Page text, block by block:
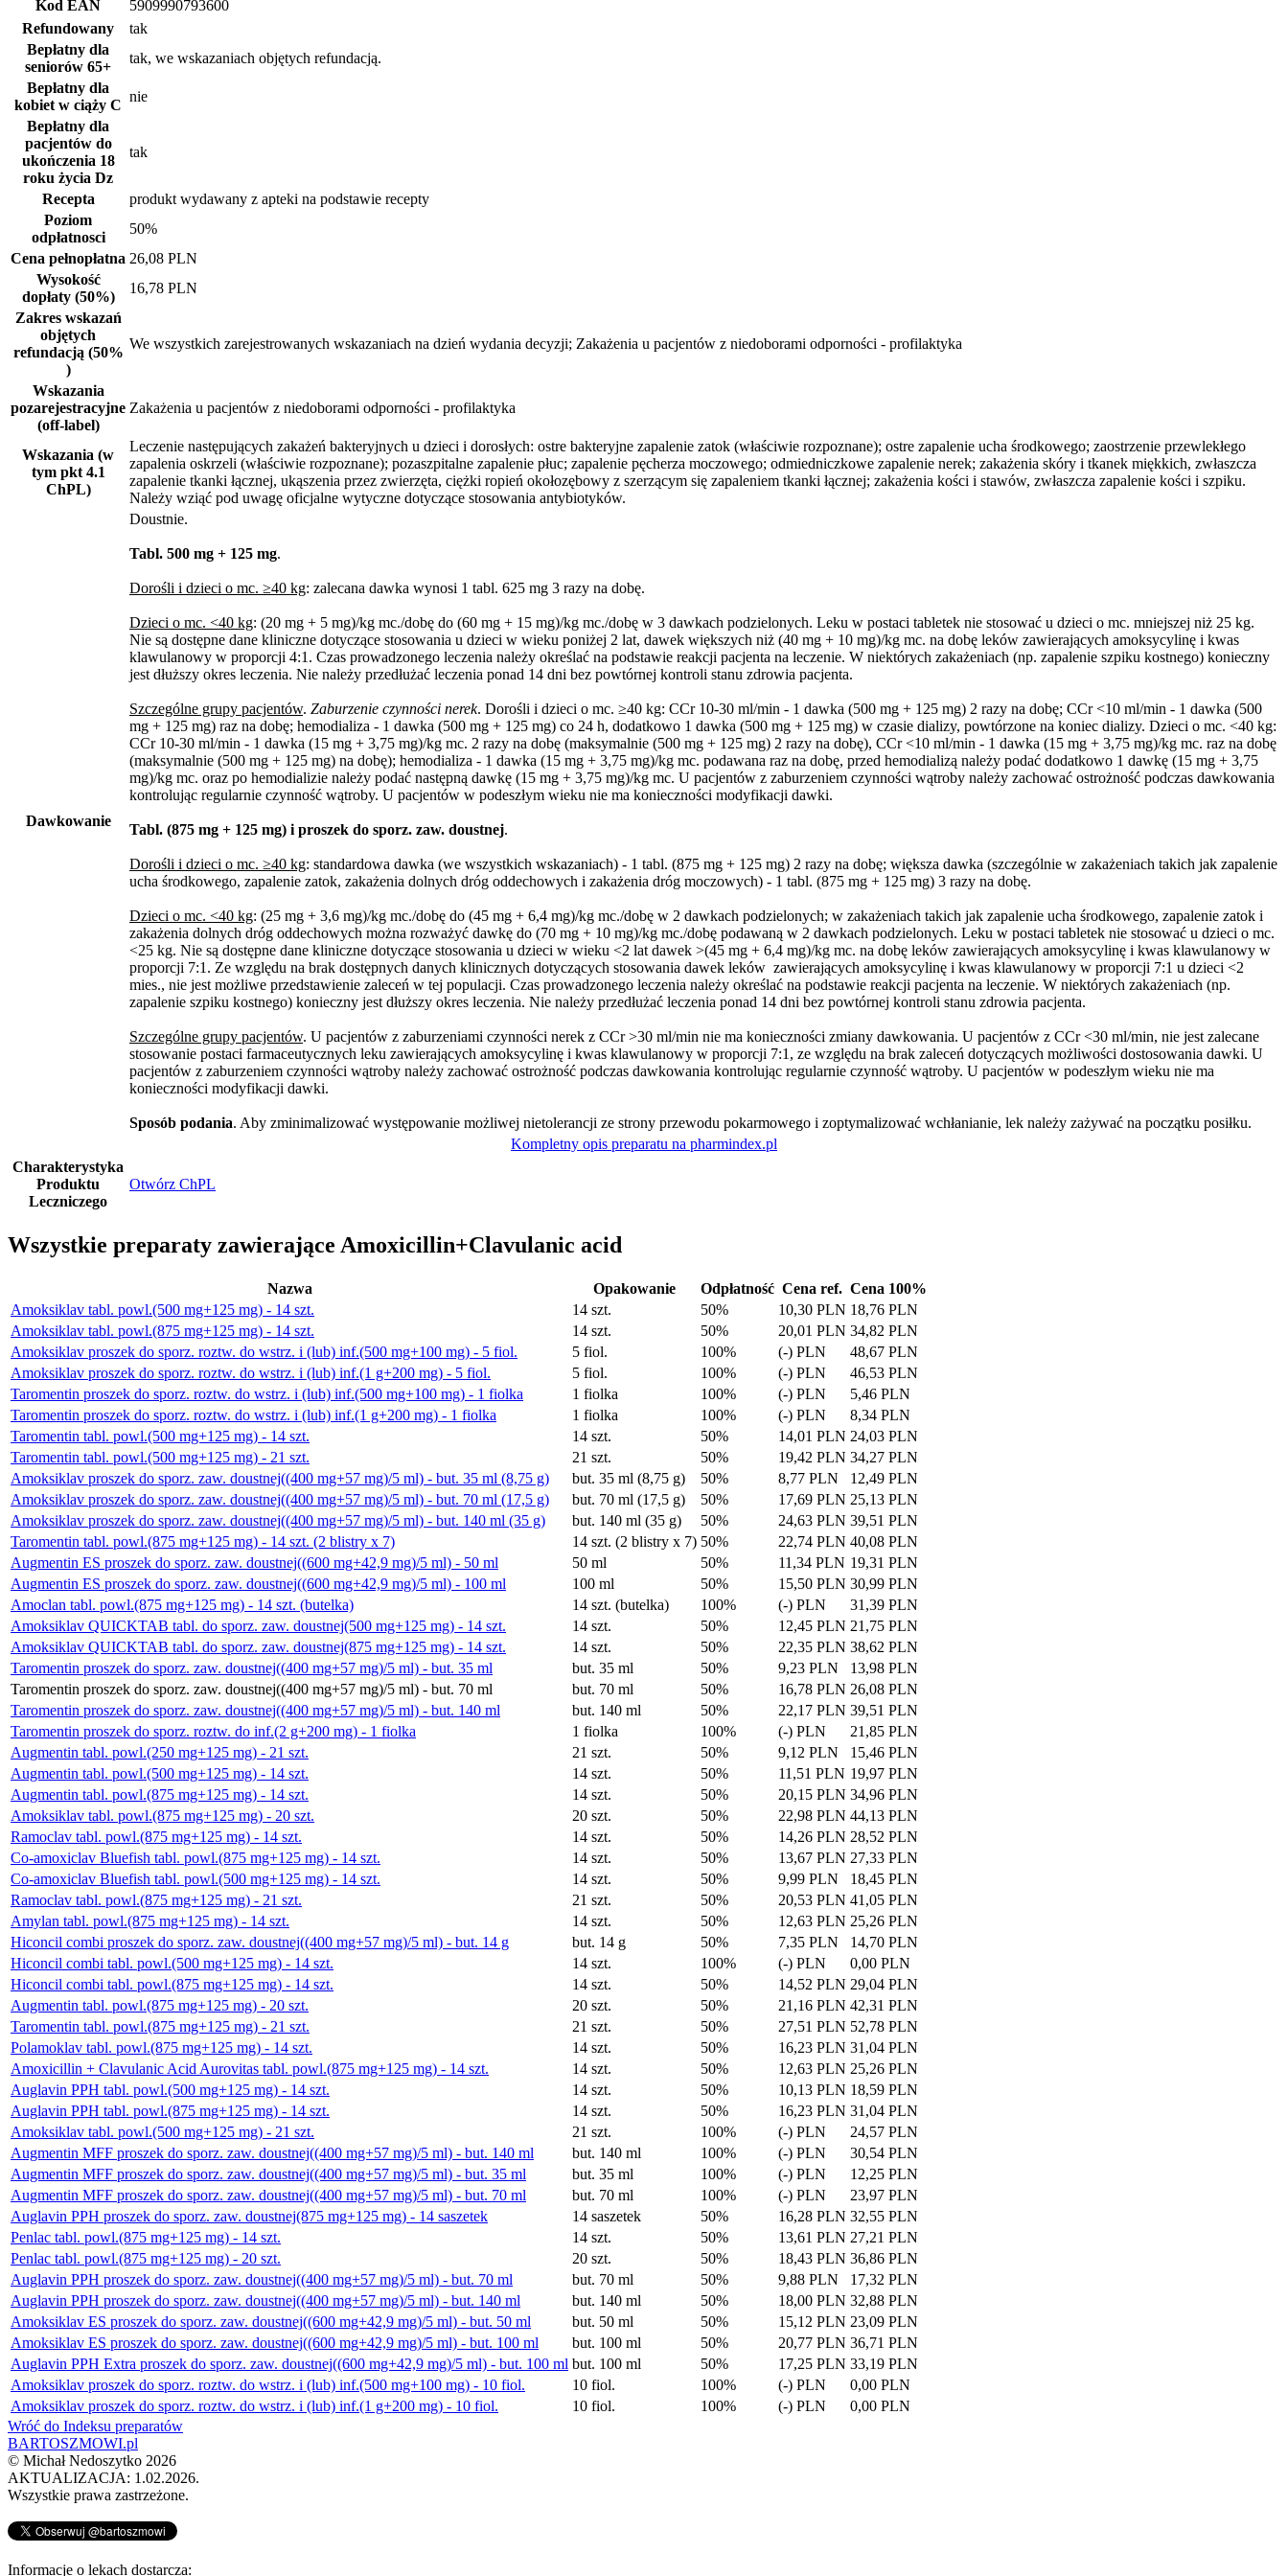
Kod EAN
5909990793600
Refundowany
tak
Bepłatny dla
seniorów 65+
tak, we wskazaniach objętych refundacją.
Bepłatny dla
kobiet w ciąży C
nie
Bepłatny dla
pacjentów do
ukończenia 18
roku życia Dz
tak
Recepta
produkt wydawany z apteki na podstawie recepty
Poziom
odpłatnosci
50%
Cena pełnopłatna 26,08 PLN
Wysokość
dopłaty (50%)
16,78 PLN
Zakres wskazań
objętych
refundacją (50%
)
We wszystkich zarejestrowanych wskazaniach na dzień wydania decyzji; Zakażenia u pacjentów z niedoborami odporności - profilaktyka
Wskazania
pozarejestracyjne
(off-label)
Zakażenia u pacjentów z niedoborami odporności - profilaktyka
Wskazania (w
tym pkt 4.1
ChPL)
Leczenie następujących zakażeń bakteryjnych u dzieci i dorosłych: ostre bakteryjne zapalenie zatok (właściwie rozpoznane); ostre zapalenie ucha środkowego; zaostrzenie przewlekłego
zapalenia oskrzeli (właściwie rozpoznane); pozaszpitalne zapalenie płuc; zapalenie pęcherza moczowego; odmiedniczkowe zapalenie nerek; zakażenia skóry i tkanek miękkich, zwłaszcza
zapalenie tkanki łącznej, ukąszenia przez zwierzęta, ciężki ropień okołozębowy z szerzącym się zapaleniem tkanki łącznej; zakażenia kości i stawów, zwłaszcza zapalenie kości i szpiku.
Należy wziąć pod uwagę oficjalne wytyczne dotyczące stosowania antybiotyków.
Dawkowanie
Doustnie.
Tabl. 500 mg + 125 mg.
Dorośli i dzieci o mc. ≥40 kg: zalecana dawka wynosi 1 tabl. 625 mg 3 razy na dobę.
Dzieci o mc. <40 kg: (20 mg + 5 mg)/kg mc./dobę do (60 mg + 15 mg)/kg mc./dobę w 3 dawkach podzielonych. Leku w postaci tabletek nie stosować u dzieci o mc. mniejszej niż 25 kg.
Nie są dostępne dane kliniczne dotyczące stosowania u dzieci w wieku poniżej 2 lat, dawek większych niż (40 mg + 10 mg)/kg mc. na dobę leków zawierających amoksycylinę i kwas
klawulanowy w proporcji 4:1. Czas prowadzonego leczenia należy określać na podstawie reakcji pacjenta na leczenie. W niektórych zakażeniach (np. zapalenie szpiku kostnego) konieczny
jest dłuższy okres leczenia. Nie należy przedłużać leczenia ponad 14 dni bez powtórnej kontroli stanu zdrowia pacjenta.
Szczególne grupy pacjentów. Zaburzenie czynności nerek. Dorośli i dzieci o mc. ≥40 kg: CCr 10-30 ml/min - 1 dawka (500 mg + 125 mg) 2 razy na dobę; CCr <10 ml/min - 1 dawka (500
mg + 125 mg) raz na dobę; hemodializa - 1 dawka (500 mg + 125 mg) co 24 h, dodatkowo 1 dawka (500 mg + 125 mg) w czasie dializy, powtórzone na koniec dializy. Dzieci o mc. <40 kg:
CCr 10-30 ml/min - 1 dawka (15 mg + 3,75 mg)/kg mc. 2 razy na dobę (maksymalnie (500 mg + 125 mg) 2 razy na dobę), CCr <10 ml/min - 1 dawka (15 mg + 3,75 mg)/kg mc. raz na dobę
(maksymalnie (500 mg + 125 mg) na dobę); hemodializa - 1 dawka (15 mg + 3,75 mg)/kg mc. podawana raz na dobę, przed hemodializą należy podać dodatkowo 1 dawkę (15 mg + 3,75
mg)/kg mc. oraz po hemodializie należy podać następną dawkę (15 mg + 3,75 mg)/kg mc. U pacjentów z zaburzeniem czynności wątroby należy zachować ostrożność podczas dawkowania
kontrolując regularnie czynność wątroby. U pacjentów w podeszłym wieku nie ma konieczności modyfikacji dawki.
Tabl. (875 mg + 125 mg) i proszek do sporz. zaw. doustnej.
Dorośli i dzieci o mc. ≥40 kg: standardowa dawka (we wszystkich wskazaniach) - 1 tabl. (875 mg + 125 mg) 2 razy na dobę; większa dawka (szczególnie w zakażeniach takich jak zapalenie
ucha środkowego, zapalenie zatok, zakażenia dolnych dróg oddechowych i zakażenia dróg moczowych) - 1 tabl. (875 mg + 125 mg) 3 razy na dobę.
Dzieci o mc. <40 kg: (25 mg + 3,6 mg)/kg mc./dobę do (45 mg + 6,4 mg)/kg mc./dobę w 2 dawkach podzielonych; w zakażeniach takich jak zapalenie ucha środkowego, zapalenie zatok i
zakażenia dolnych dróg oddechowych można rozważyć dawkę do (70 mg + 10 mg)/kg mc./dobę podawaną w 2 dawkach podzielonych. Leku w postaci tabletek nie stosować u dzieci o mc.
<25 kg. Nie są dostępne dane kliniczne dotyczące stosowania u dzieci w wieku <2 lat dawek >(45 mg + 6,4 mg)/kg mc. na dobę leków zawierających amoksycylinę i kwas klawulanowy w
proporcji 7:1. Ze względu na brak dostępnych danych klinicznych dotyczących stosowania dawek leków zawierających amoksycylinę i kwas klawulanowy w proporcji 7:1 u dzieci <2
mies., nie jest możliwe przedstawienie zaleceń w tej populacji. Czas prowadzonego leczenia należy określać na podstawie reakcji pacjenta na leczenie. W niektórych zakażeniach (np.
zapalenie szpiku kostnego) konieczny jest dłuższy okres leczenia. Nie należy przedłużać leczenia ponad 14 dni bez powtórnej kontroli stanu zdrowia pacjenta.
Szczególne grupy pacjentów. U pacjentów z zaburzeniami czynności nerek z CCr >30 ml/min nie ma konieczności zmiany dawkowania. U pacjentów z CCr <30 ml/min, nie jest zalecane
stosowanie postaci farmaceutycznych leku zawierających amoksycylinę i kwas klawulanowy w proporcji 7:1, ze względu na brak zaleceń dotyczących możliwości dostosowania dawki. U
pacjentów z zaburzeniem czynności wątroby należy zachować ostrożność podczas dawkowania kontrolując regularnie czynność wątroby. U pacjentów w podeszłym wieku nie ma
konieczności modyfikacji dawki.
Sposób podania. Aby zminimalizować występowanie możliwej nietolerancji ze strony przewodu pokarmowego i zoptymalizować wchłanianie, lek należy zażywać na początku posiłku.
Kompletny opis preparatu na pharmindex.pl
Charakterystyka
Produktu
Leczniczego
Otwórz ChPL
Wszystkie preparaty zawierające Amoxicillin+Clavulanic acid
Nazwa Opakowanie Odpłatność Cena ref. Cena 100%
Amoksiklav tabl. powl.(500 mg+125 mg) - 14 szt.
14 szt. 50% 10,30 PLN 18,76 PLN
Amoksiklav tabl. powl.(875 mg+125 mg) - 14 szt.
14 szt. 50% 20,01 PLN 34,82 PLN
Amoksiklav proszek do sporz. roztw. do wstrz. i (lub) inf.(500 mg+100 mg) - 5 fiol.
5 fiol. 100% (-) PLN
48,67 PLN
Amoksiklav proszek do sporz. roztw. do wstrz. i (lub) inf.(1 g+200 mg) - 5 fiol.
5 fiol. 100% (-) PLN
46,53 PLN
Taromentin proszek do sporz. roztw. do wstrz. i (lub) inf.(500 mg+100 mg) - 1 fiolka
1 fiolka 100% (-) PLN
5,46 PLN
Taromentin proszek do sporz. roztw. do wstrz. i (lub) inf.(1 g+200 mg) - 1 fiolka
1 fiolka 100% (-) PLN
8,34 PLN
Taromentin tabl. powl.(500 mg+125 mg) - 14 szt.
14 szt. 50% 14,01 PLN 24,03 PLN
Taromentin tabl. powl.(500 mg+125 mg) - 21 szt.
21 szt. 50% 19,42 PLN 34,27 PLN
Amoksiklav proszek do sporz. zaw. doustnej((400 mg+57 mg)/5 ml) - but. 35 ml (8,75 g)
but. 35 ml (8,75 g) 50% 8,77 PLN
12,49 PLN
Amoksiklav proszek do sporz. zaw. doustnej((400 mg+57 mg)/5 ml) - but. 70 ml (17,5 g)
but. 70 ml (17,5 g) 50% 17,69 PLN 25,13 PLN
Amoksiklav proszek do sporz. zaw. doustnej((400 mg+57 mg)/5 ml) - but. 140 ml (35 g)
but. 140 ml (35 g) 50% 24,63 PLN 39,51 PLN
Taromentin tabl. powl.(875 mg+125 mg) - 14 szt. (2 blistry x 7)
14 szt. (2 blistry x 7) 50% 22,74 PLN 40,08 PLN
Augmentin ES proszek do sporz. zaw. doustnej((600 mg+42,9 mg)/5 ml) - 50 ml
50 ml 50% 11,34 PLN 19,31 PLN
Augmentin ES proszek do sporz. zaw. doustnej((600 mg+42,9 mg)/5 ml) - 100 ml
100 ml 50% 15,50 PLN 30,99 PLN
Amoclan tabl. powl.(875 mg+125 mg) - 14 szt. (butelka)
14 szt. (butelka) 100% (-) PLN
31,39 PLN
Amoksiklav QUICKTAB tabl. do sporz. zaw. doustnej(500 mg+125 mg) - 14 szt.
14 szt. 50% 12,45 PLN 21,75 PLN
Amoksiklav QUICKTAB tabl. do sporz. zaw. doustnej(875 mg+125 mg) - 14 szt.
14 szt. 50% 22,35 PLN 38,62 PLN
Taromentin proszek do sporz. zaw. doustnej((400 mg+57 mg)/5 ml) - but. 35 ml
but. 35 ml 50% 9,23 PLN
13,98 PLN
Taromentin proszek do sporz. zaw. doustnej((400 mg+57 mg)/5 ml) - but. 70 ml
but. 70 ml 50% 16,78 PLN 26,08 PLN
Taromentin proszek do sporz. zaw. doustnej((400 mg+57 mg)/5 ml) - but. 140 ml
but. 140 ml 50% 22,17 PLN 39,51 PLN
Taromentin proszek do sporz. roztw. do inf.(2 g+200 mg) - 1 fiolka
1 fiolka 100% (-) PLN
21,85 PLN
Augmentin tabl. powl.(250 mg+125 mg) - 21 szt.
21 szt. 50% 9,12 PLN
15,46 PLN
Augmentin tabl. powl.(500 mg+125 mg) - 14 szt.
14 szt. 50% 11,51 PLN 19,97 PLN
Augmentin tabl. powl.(875 mg+125 mg) - 14 szt.
14 szt. 50% 20,15 PLN 34,96 PLN
Amoksiklav tabl. powl.(875 mg+125 mg) - 20 szt.
20 szt. 50% 22,98 PLN 44,13 PLN
Ramoclav tabl. powl.(875 mg+125 mg) - 14 szt.
14 szt. 50% 14,26 PLN 28,52 PLN
Co-amoxiclav Bluefish tabl. powl.(875 mg+125 mg) - 14 szt.
14 szt. 50% 13,67 PLN 27,33 PLN
Co-amoxiclav Bluefish tabl. powl.(500 mg+125 mg) - 14 szt.
14 szt. 50% 9,99 PLN
18,45 PLN
Ramoclav tabl. powl.(875 mg+125 mg) - 21 szt.
21 szt. 50% 20,53 PLN 41,05 PLN
Amylan tabl. powl.(875 mg+125 mg) - 14 szt.
14 szt. 50% 12,63 PLN 25,26 PLN
Hiconcil combi proszek do sporz. zaw. doustnej((400 mg+57 mg)/5 ml) - but. 14 g
but. 14 g 50% 7,35 PLN
14,70 PLN
Hiconcil combi tabl. powl.(500 mg+125 mg) - 14 szt.
14 szt. 100% (-) PLN
0,00 PLN
Hiconcil combi tabl. powl.(875 mg+125 mg) - 14 szt.
14 szt. 50% 14,52 PLN 29,04 PLN
Augmentin tabl. powl.(875 mg+125 mg) - 20 szt.
20 szt. 50% 21,16 PLN 42,31 PLN
Taromentin tabl. powl.(875 mg+125 mg) - 21 szt.
21 szt. 50% 27,51 PLN 52,78 PLN
Polamoklav tabl. powl.(875 mg+125 mg) - 14 szt.
14 szt. 50% 16,23 PLN 31,04 PLN
Amoxicillin + Clavulanic Acid Aurovitas tabl. powl.(875 mg+125 mg) - 14 szt.
14 szt. 50% 12,63 PLN 25,26 PLN
Auglavin PPH tabl. powl.(500 mg+125 mg) - 14 szt.
14 szt. 50% 10,13 PLN 18,59 PLN
Auglavin PPH tabl. powl.(875 mg+125 mg) - 14 szt.
14 szt. 50% 16,23 PLN 31,04 PLN
Amoksiklav tabl. powl.(500 mg+125 mg) - 21 szt.
21 szt. 100% (-) PLN
24,57 PLN
Augmentin MFF proszek do sporz. zaw. doustnej((400 mg+57 mg)/5 ml) - but. 140 ml
but. 140 ml 100% (-) PLN
30,54 PLN
Augmentin MFF proszek do sporz. zaw. doustnej((400 mg+57 mg)/5 ml) - but. 35 ml
but. 35 ml 100% (-) PLN
12,25 PLN
Augmentin MFF proszek do sporz. zaw. doustnej((400 mg+57 mg)/5 ml) - but. 70 ml
but. 70 ml 100% (-) PLN
23,97 PLN
Auglavin PPH proszek do sporz. zaw. doustnej(875 mg+125 mg) - 14 saszetek
14 saszetek 50% 16,28 PLN 32,55 PLN
Penlac tabl. powl.(875 mg+125 mg) - 14 szt.
14 szt. 50% 13,61 PLN 27,21 PLN
Penlac tabl. powl.(875 mg+125 mg) - 20 szt.
20 szt. 50% 18,43 PLN 36,86 PLN
Auglavin PPH proszek do sporz. zaw. doustnej((400 mg+57 mg)/5 ml) - but. 70 ml
but. 70 ml 50% 9,88 PLN
17,32 PLN
Auglavin PPH proszek do sporz. zaw. doustnej((400 mg+57 mg)/5 ml) - but. 140 ml
but. 140 ml 50% 18,00 PLN 32,88 PLN
Amoksiklav ES proszek do sporz. zaw. doustnej((600 mg+42,9 mg)/5 ml) - but. 50 ml
but. 50 ml 50% 15,12 PLN 23,09 PLN
Amoksiklav ES proszek do sporz. zaw. doustnej((600 mg+42,9 mg)/5 ml) - but. 100 ml
but. 100 ml 50% 20,77 PLN 36,71 PLN
Auglavin PPH Extra proszek do sporz. zaw. doustnej((600 mg+42,9 mg)/5 ml) - but. 100 ml but. 100 ml 50% 17,25 PLN 33,19 PLN
Amoksiklav proszek do sporz. roztw. do wstrz. i (lub) inf.(500 mg+100 mg) - 10 fiol.
10 fiol. 100% (-) PLN
0,00 PLN
Amoksiklav proszek do sporz. roztw. do wstrz. i (lub) inf.(1 g+200 mg) - 10 fiol.
10 fiol. 100% (-) PLN
0,00 PLN
Wróć do Indeksu preparatów
BARTOSZMOWI.pl
© Michał Nedoszytko 2026
AKTUALIZACJA: 1.02.2026.
Wszystkie prawa zastrzeżone.
Informacje o lekach dostarcza: